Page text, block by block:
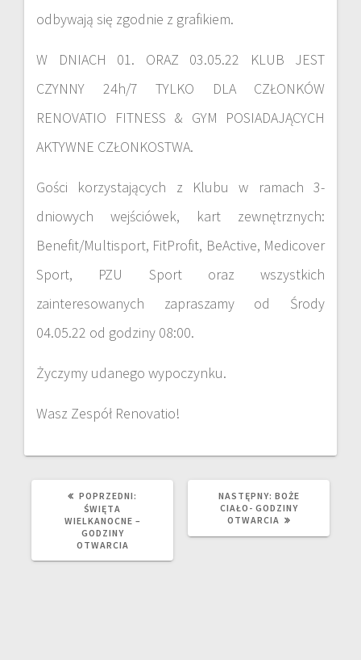
odbywają się zgodnie z grafikiem.
W DNIACH 01. ORAZ 03.05.22 KLUB JEST
CZYNNY 24h/7 TYLKO DLA CZŁONKÓW
RENOVATIO FITNESS & GYM POSIADAJĄCYCH
AKTYWNE CZŁONKOSTWA.
Gości korzystających z Klubu w ramach 3-
dniowych wejściówek, kart zewnętrznych:
Benefit/Multisport, FitProfit, BeActive, Medicover
Sport, PZU Sport oraz wszystkich
zainteresowanych zapraszamy od Środy
04.05.22 od godziny 08:00.
Życzymy udanego wypoczynku.
Wasz Zespół Renovatio!
POPRZEDNI:
ŚWIĘTA
WIELKANOCNE –
GODZINY
OTWARCIA
NASTĘPNY: BOŻE
CIAŁO- GODZINY
OTWARCIA